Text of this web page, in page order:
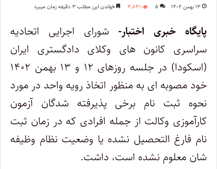
۱۳ بهمن ۱۴۰۲ ۵ ۳,۸۴۱ خواندن این مطلب ۳ دقیقه زمان میبرد
پایگاه خبری اختبار- شورای اجرایی اتحادیه
سراسری کانون های وکلای دادگستری ایران
(اسکودا) در جلسه روزهای ۱۲ و ۱۳ بهمن ۱۴۰۲
خود مصوبه ای به منظور اتخاذ رویه واحد در مورد
نحوه ثبت نام برخی پذیرفته شدگان آزمون
کارآموزی وکالت از جمله افرادی که در زمان ثبت
نام فارغ التحصیل نشده یا وضعیت نظام وظیفه
شان معلوم نشده است، داشت.